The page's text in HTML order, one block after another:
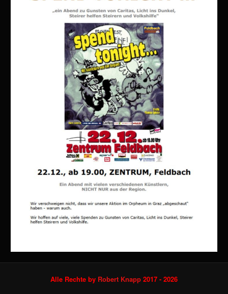
Alle Rechte by Robert Knapp 2017 - 2026